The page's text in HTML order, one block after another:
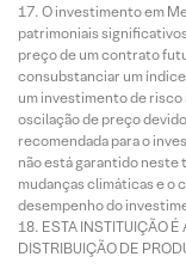
O investimento em
patrimoniais
preço de um contrato
consubstanciar um
um investimento de
oscilação de preço
recomendada para o
não está garantido neste
mudanças climáticas e o
desempenho do
ESTA INSTITUIÇÃO
DISTRIBUIÇÃO DE